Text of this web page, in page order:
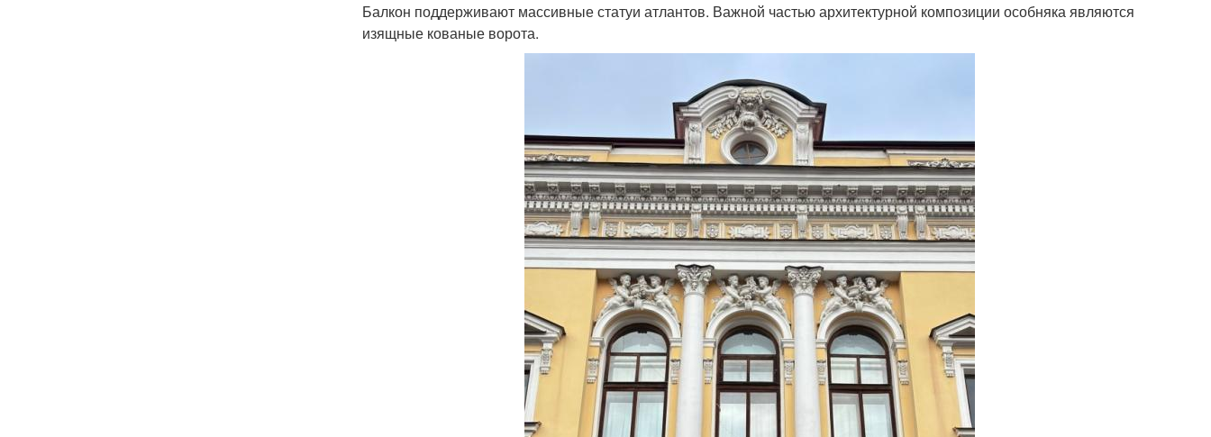
Балкон поддерживают массивные статуи атлантов. Важной частью архитектурной композиции особняка являются
изящные кованые ворота.